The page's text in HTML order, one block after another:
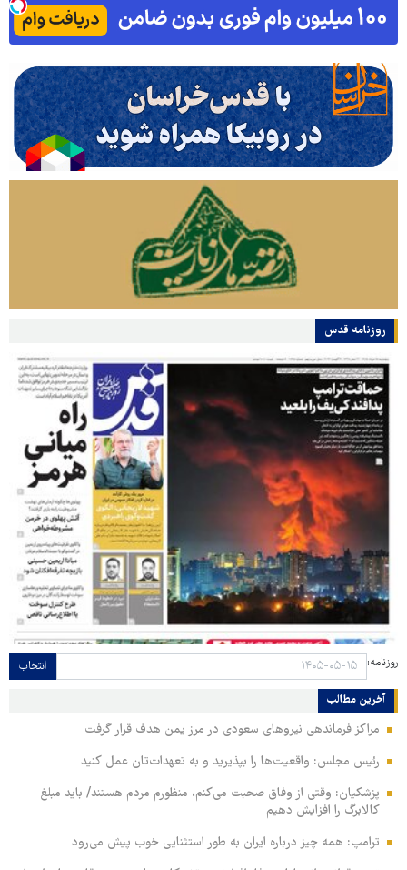
روزنامه قدس
روزنامه: انتخاب
آخرین مطالب
مراکز فرماندهی نیروهای سعودی در مرز یمن هدف قرار گرفت
رئیس مجلس: واقعیت‌ها را بپذیرید و به تعهدات‌تان عمل کنید
پزشکیان: وقتی از وفاق صحبت می‌کنم، منظورم مردم هستند/ باید مبلغ
کالابرگ را افزایش دهیم
ترامپ: همه چیز درباره ایران به طور استثنایی خوب پیش می‌رود